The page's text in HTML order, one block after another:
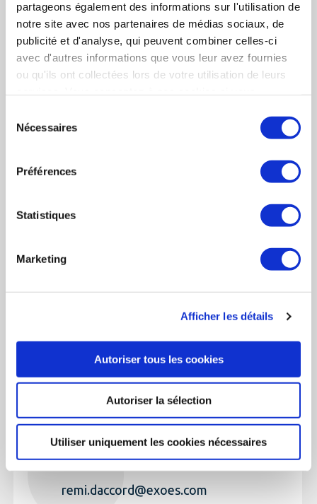
partageons également des informations sur l'utilisation de
notre site avec nos partenaires de médias sociaux, de
publicité et d'analyse, qui peuvent combiner celles-ci
avec d'autres informations que vous leur avez fournies
ou qu'ils ont collectées lors de votre utilisation de leurs
Nécessaires
Préférences
Statistiques
Marketing
Afficher les détails
Autoriser tous les cookies
Autoriser la sélection
Utiliser uniquement les cookies nécessaires
CONTACT
TÉLÉPHONE
+33 (0)9 72 50 30 86
EMAIL
remi.daccord@exoes.com
Pour une sélection plus précise, veuillez cocher
uniquement les rubriques souhaitées pour
générer votre PDF.
Index des activités